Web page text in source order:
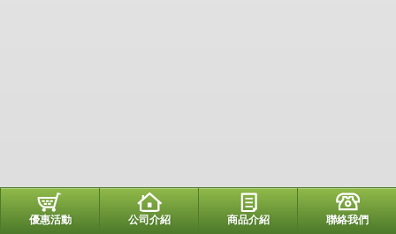
優惠活動 公司介紹 商品介紹 聯絡我們